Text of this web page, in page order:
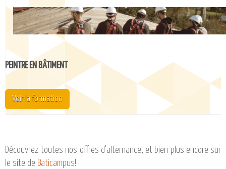
OPPORTUNITÉS
AGENDA
PEINTRE EN BÂTIMENT
Voir la formation
Découvrez toutes nos offres d’alternance, et bien plus encore sur
le site de Baticampus!